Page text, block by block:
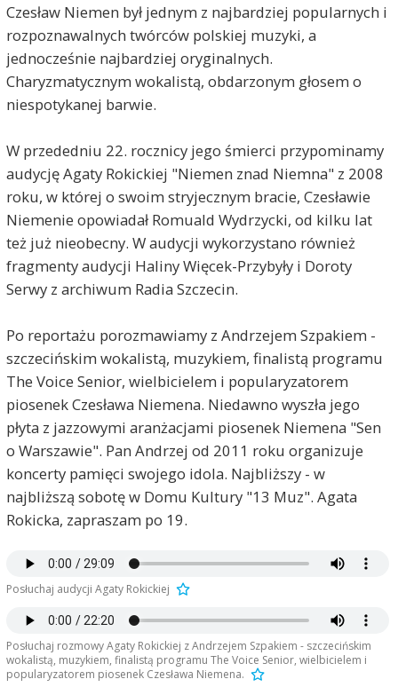
Czesław Niemen był jednym z najbardziej popularnych i
rozpoznawalnych twórców polskiej muzyki, a
jednocześnie najbardziej oryginalnych.
Charyzmatycznym wokalistą, obdarzonym głosem o
niespotykanej barwie.
W przededniu 22. rocznicy jego śmierci przypominamy
audycję Agaty Rokickiej "Niemen znad Niemna" z 2008
roku, w której o swoim stryjecznym bracie, Czesławie
Niemenie opowiadał Romuald Wydrzycki, od kilku lat
też już nieobecny. W audycji wykorzystano również
fragmenty audycji Haliny Więcek-Przybyły i Doroty
Serwy z archiwum Radia Szczecin.
Po reportażu porozmawiamy z Andrzejem Szpakiem -
szczecińskim wokalistą, muzykiem, finalistą programu
The Voice Senior, wielbicielem i popularyzatorem
piosenek Czesława Niemena. Niedawno wyszła jego
płyta z jazzowymi aranżacjami piosenek Niemena "Sen
o Warszawie". Pan Andrzej od 2011 roku organizuje
koncerty pamięci swojego idola. Najbliższy - w
najbliższą sobotę w Domu Kultury "13 Muz". Agata
Rokicka, zapraszam po 19.
Posłuchaj audycji Agaty Rokickiej
Posłuchaj rozmowy Agaty Rokickiej z Andrzejem Szpakiem - szczecińskim
wokalistą, muzykiem, finalistą programu The Voice Senior, wielbicielem i
popularyzatorem piosenek Czesława Niemena.